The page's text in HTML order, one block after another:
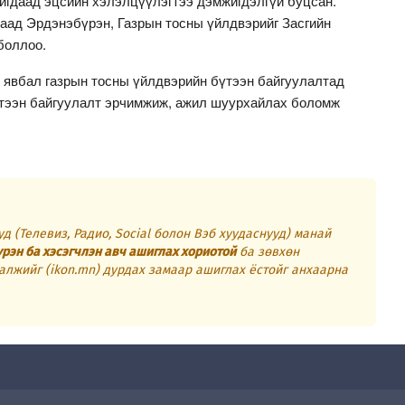
Эрдэнэбүрэн, Газрын тосны үйлдвэрийг Засгийн
газрын тосны үйлдвэрийн бүтээн байгуулалтад
байгуулалт эрчимжиж, ажил шуурхайлах боломж
(Телевиз, Радио, Social болон Вэб хуудаснууд) манай
ба хэсэгчлэн авч ашиглах хориотойба зөвхөн
(ikon.mn) дурдах замаар ашиглах ёстойг анхаарна